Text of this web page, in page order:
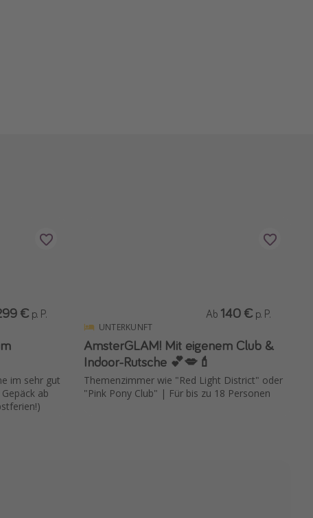
im sehr gut
ab
€ p. P.
UNTERKUNFT
AmsterGLAM! Mit eigenem Club &
Indoor-Rutsche 💕💋💄
Themenzimmer wie "Red Light District" oder
"Pink Pony Club" | Für bis zu 18 Personen
Ab 140 € p. P.